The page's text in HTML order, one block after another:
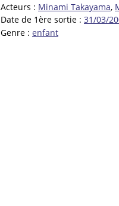
Acteurs : Minami Takayama,
Date de 1ère sortie : 31/03/
Genre : enfant